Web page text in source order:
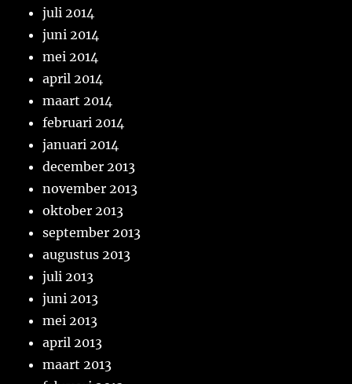
juli 2014
juni 2014
mei 2014
april 2014
maart 2014
februari 2014
januari 2014
december 2013
november 2013
oktober 2013
september 2013
augustus 2013
juli 2013
juni 2013
mei 2013
april 2013
maart 2013